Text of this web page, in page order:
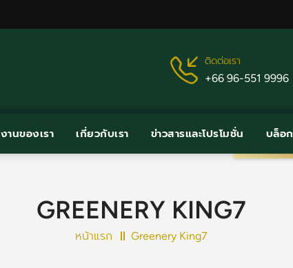
ติดต่อเรา
+66 96-551 9996
านของเรา เกี่ยวกับเรา ข่าวสารและโปรโมชั่น บล็อก
GREENERY KING7
หน้าแรก Greenery King7